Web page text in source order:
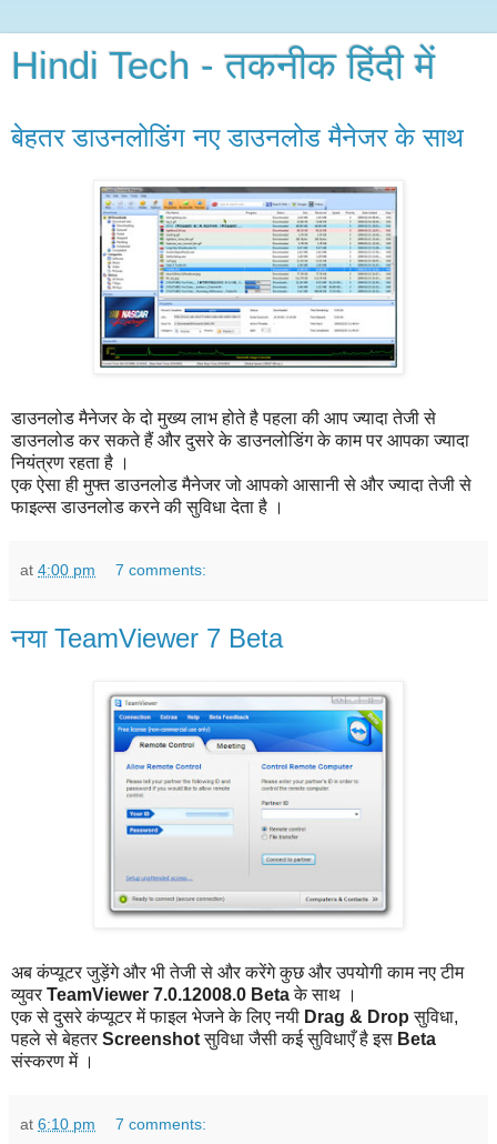
Hindi Tech - तकनीक हिंदी में
बेहतर डाउनलोडिंग नए डाउनलोड मैनेजर के साथ
डाउनलोड मैनेजर के दो मुख्य लाभ होते है पहला की आप ज्यादा तेजी से
डाउनलोड कर सकते हैं और दुसरे के डाउनलोडिंग के काम पर आपका ज्यादा
नियंत्रण रहता है ।
एक ऐसा ही मुफ्त डाउनलोड मैनेजर जो आपको आसानी से और ज्यादा तेजी से
फाइल्स डाउनलोड करने की सुविधा देता है ।
at 4:00 pm 7 comments:
नया TeamViewer 7 Beta
अब कंप्यूटर जुड़ेंगे और भी तेजी से और करेंगे कुछ और उपयोगी काम नए टीम
व्युवर TeamViewer 7.0.12008.0 Betaके साथ ।
एक से दुसरे कंप्यूटर में फाइल भेजने के लिए नयी Drag & Drop सुविधा,
पहले से बेहतर Screenshotसुविधा जैसी कई सुविधाएँ है इस Beta
संस्करण में ।
at 6:10 pm 7 comments: